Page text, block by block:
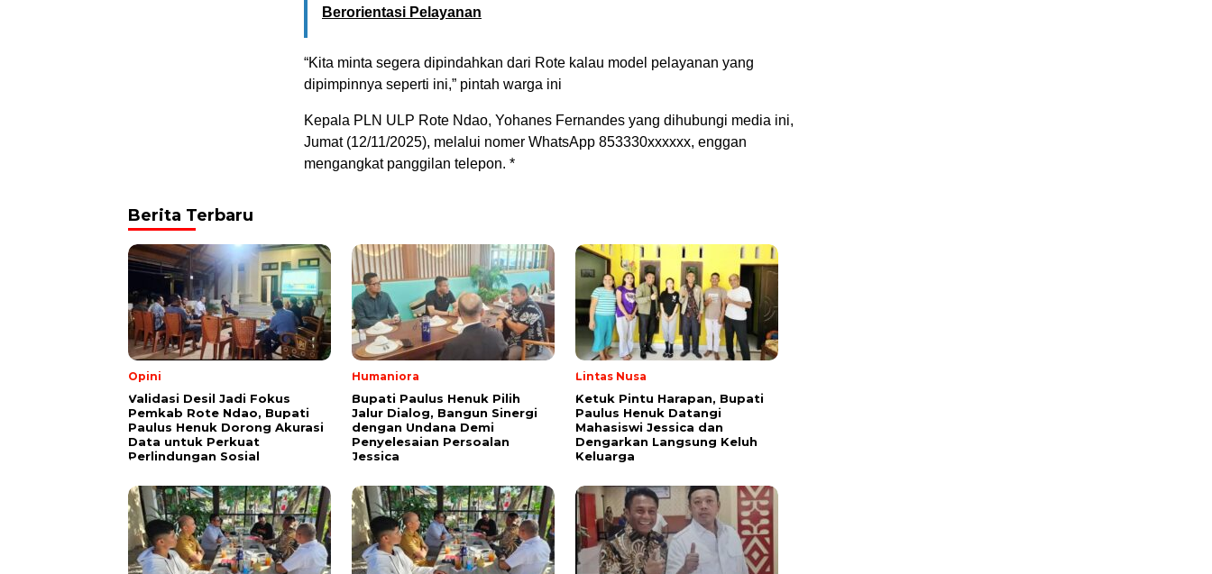
Berorientasi Pelayanan
“Kita minta segera dipindahkan dari Rote kalau model pelayanan yang
dipimpinnya seperti ini,” pintah warga ini
Kepala PLN ULP Rote Ndao, Yohanes Fernandes yang dihubungi media ini,
Jumat (12/11/2025), melalui nomer WhatsApp 853330xxxxxx, enggan
mengangkat panggilan telepon. *
Berita Terbaru
Opini
Validasi Desil Jadi Fokus
Pemkab Rote Ndao, Bupati
Paulus Henuk Dorong Akurasi
Data untuk Perkuat
Perlindungan Sosial
Humaniora
Bupati Paulus Henuk Pilih
Jalur Dialog, Bangun Sinergi
dengan Undana Demi
Penyelesaian Persoalan
Jessica
Lintas Nusa
Ketuk Pintu Harapan, Bupati
Paulus Henuk Datangi
Mahasiswi Jessica dan
Dengarkan Langsung Keluh
Keluarga